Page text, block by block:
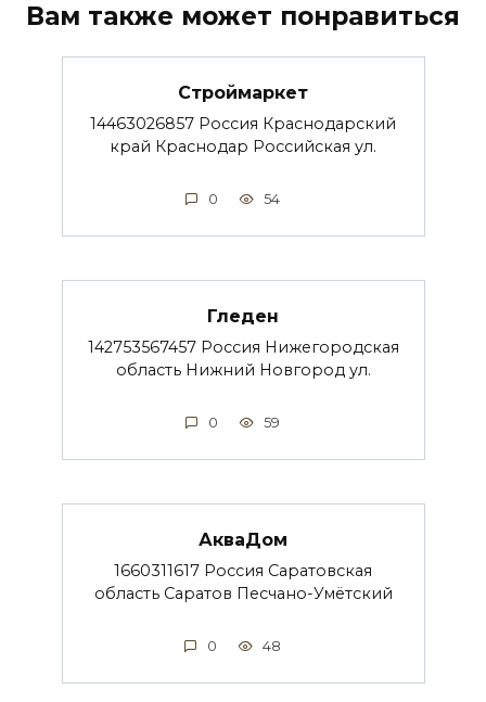
Вам также может понравиться
Строймаркет
14463026857 Россия Краснодарский
край Краснодар Российская ул.
0 54
Гледен
142753567457 Россия Нижегородская
область Нижний Новгород ул.
0 59
АкваДом
1660311617 Россия Саратовская
область Саратов Песчано-Умётский
0 48